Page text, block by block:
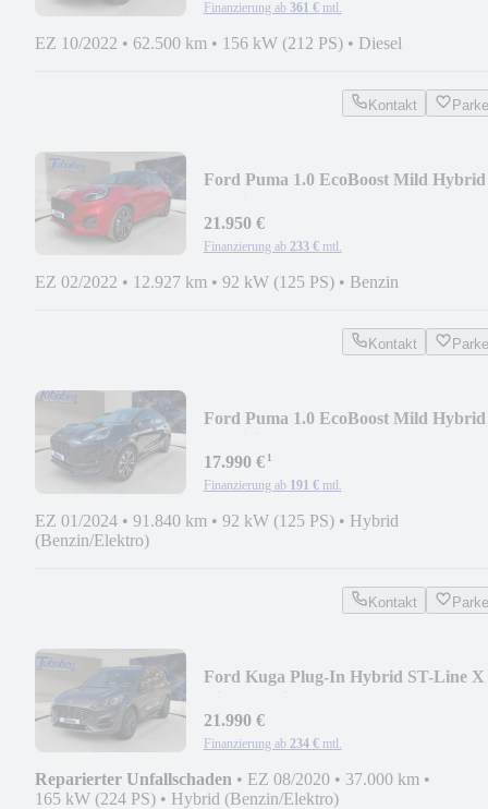
Finanzierung ab 361 € mtl.
EZ 10/2022 • 62.500 km • 156 kW (212 PS) • Diesel
Kontakt
Ford Puma 1.0 EcoBoost Mild Hybrid
21.950 €
Finanzierung ab 233 € mtl.
EZ 02/2022 • 12.927 km • 92 kW (125 PS) • Benzin
Kontakt
Ford Puma 1.0 EcoBoost Mild Hybrid
17.990 €¹
Finanzierung ab 191 € mtl.
EZ 01/2024 • 91.840 km • 92 kW (125 PS) • Hybrid
(Benzin/Elektro)
Kontakt
Ford Kuga Plug-In Hybrid ST-Line X
21.990 €
Finanzierung ab 234 € mtl.
Reparierter Unfallschaden • EZ 08/2020 • 37.000 km •
165 kW (224 PS) • Hybrid (Benzin/Elektro)